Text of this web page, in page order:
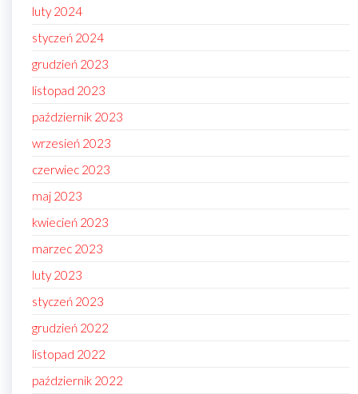
luty 2024
styczeń 2024
grudzień 2023
listopad 2023
październik 2023
wrzesień 2023
czerwiec 2023
maj 2023
kwiecień 2023
marzec 2023
luty 2023
styczeń 2023
grudzień 2022
listopad 2022
październik 2022